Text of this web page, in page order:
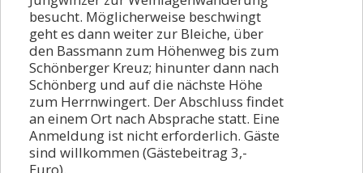
besucht. Möglicherweise beschwingt
geht es dann weiter zur Bleiche, über
den Bassmann zum Höhenweg bis zum
Schönberger Kreuz; hinunter dann nach
Schönberg und auf die nächste Höhe
zum Herrnwingert. Der Abschluss findet
an einem Ort nach Absprache statt. Eine
Anmeldung ist nicht erforderlich. Gäste
sind willkommen (Gästebeitrag 3,-